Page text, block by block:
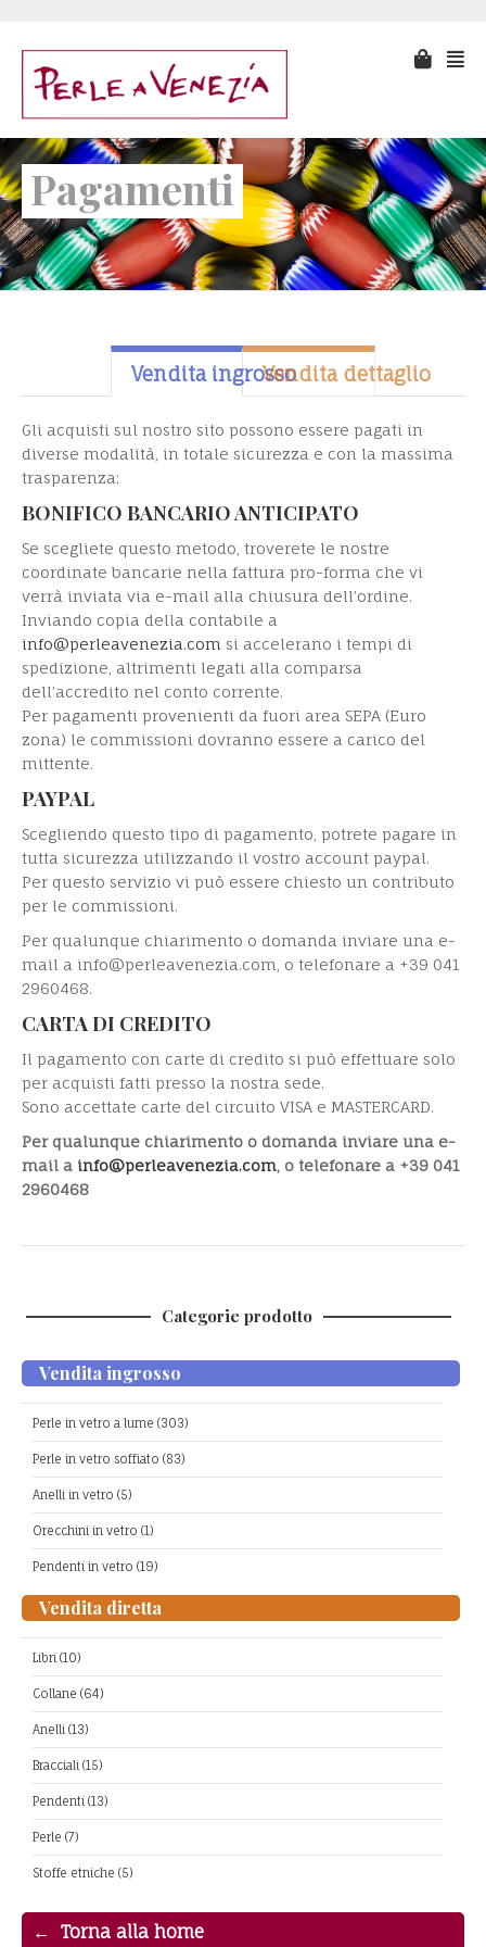
Pagamenti
Vendita ingrossoVendita dettaglio
Gli acquisti sul nostro sito possono essere pagati in
diverse modalità, in totale sicurezza e con la massima
trasparenza:
BONIFICO BANCARIO ANTICIPATO
Se scegliete questo metodo, troverete le nostre
coordinate bancarie nella fattura pro-forma che vi
verrà inviata via e-mail alla chiusura dell’ordine.
Inviando copia della contabile a
info@perleavenezia.com si accelerano i tempi di
spedizione, altrimenti legati alla comparsa
dell’accredito nel conto corrente.
Per pagamenti provenienti da fuori area SEPA (Euro
zona) le commissioni dovranno essere a carico del
mittente.
PAYPAL
Scegliendo questo tipo di pagamento, potrete pagare in
tutta sicurezza utilizzando il vostro account paypal.
Per questo servizio vi può essere chiesto un contributo
per le commissioni.
Per qualunque chiarimento o domanda inviare una e-
mail a info@perleavenezia.com, o telefonare a +39 041
2960468.
CARTA DI CREDITO
Il pagamento con carte di credito si può effettuare solo
per acquisti fatti presso la nostra sede.
Sono accettate carte del circuito VISA e MASTERCARD.
Per qualunque chiarimento o domanda inviare una e-
mail a info@perleavenezia.com, o telefonare a +39 041
2960468
Categorie prodotto
Vendita ingrosso
Perle in vetro a lume (303)
Perle in vetro soffiato (83)
Anelli in vetro (5)
Orecchini in vetro (1)
Pendenti in vetro (19)
Vendita diretta
Libri (10)
Collane (64)
Anelli (13)
Bracciali (15)
Pendenti (13)
Perle (7)
Stoffe etniche (5)
Torna alla home